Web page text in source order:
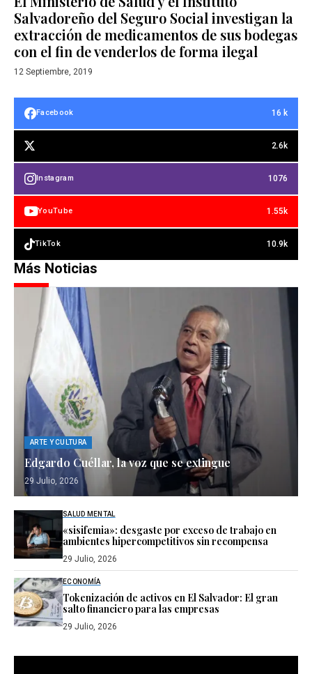
Salvadoreño del Seguro Social investigan la
extracción de medicamentos de sus bodegas
con el fin de venderlos de forma ilegal
12 Septiembre, 2019
Facebook 16 k
2.6k
Instagram 1076
YouTube 1.55k
TikTok 10.9k
Más Noticias
ARTE Y CULTURA
Edgardo Cuéllar, la voz que se extingue
29 Julio, 2026
SALUD MENTAL
«sisifemia»: desgaste por exceso de trabajo en
ambientes hipercompetitivos sin recompensa
29 Julio, 2026
ECONOMÍA
Tokenización de activos en El Salvador: El gran
salto financiero para las empresas
29 Julio, 2026